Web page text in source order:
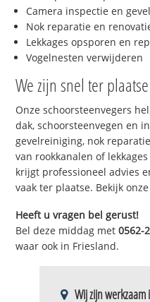
Camera inspectie en
Nok reparatie en
Lekkages opsporen en
Vogelnesten verwijderen
We zijn snel ter plaatse
Onze schoorsteenvegers
dak, schoorsteenvegen en
gevelreiniging, nok
van rookkanalen of
krijgt professioneel advies
vaak ter plaatse. Bekijk
Heeft u vragen bel gerust!
Bel deze middag met0562-
waar ook in Friesland.
Wij zijn